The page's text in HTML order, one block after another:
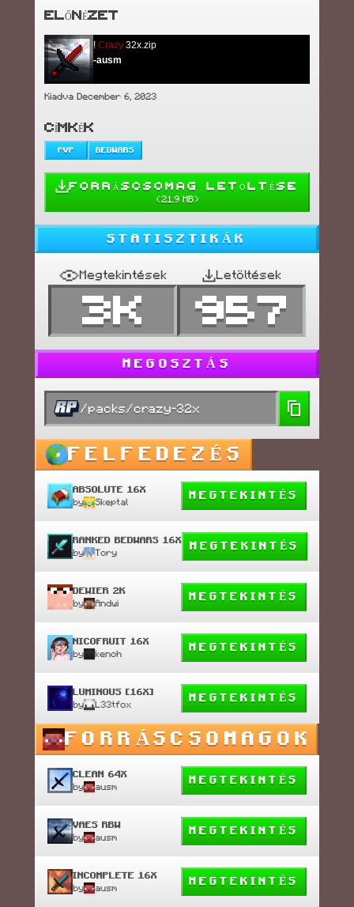
ELŐNÉZET
! Crazy 32x.zip
-ausm
Kiadva December 6, 2023
CÍMKÉK
PVP BEDWARS
FORRÁSCSOMAG LETÖLTÉSE
(21.9 MB)
STATISZTIKÁK
Megtekintések
3K
Letöltések
957
MEGOSZTÁS
/packs/crazy-32x
FELFEDEZÉS
ABSOLUTE 16X
by Skeptal
MEGTEKINTÉS
RANKED BEDWARS 16X
by Tory
MEGTEKINTÉS
DEWIER 2K
by Andwi
MEGTEKINTÉS
NICOFRUIT 16X
by kenoh
MEGTEKINTÉS
LUMINOUS [16X]
by L33tfox
MEGTEKINTÉS
FORRÁSCSOMAGOK
CLEAN 64X
by ausm
MEGTEKINTÉS
VAES RBW
by ausm
MEGTEKINTÉS
INCOMPLETE 16X
by ausm
MEGTEKINTÉS